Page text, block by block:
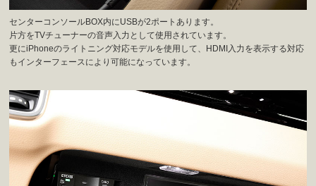
センターコンソールBOX内にUSBが2ポートあります。
片方をTVチューナーの音声入力として使用されています。
更にiPhoneのライトニング対応モデルを使用して、HDMI入力を表示する対応
もインターフェースにより可能になっています。